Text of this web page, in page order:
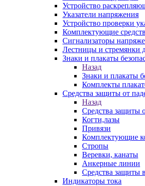
Устройство
Указатели напряжения
Устройство проверки
Комплектующие
Сигнализаторы
Лестницы и стремянки
Знаки и плакаты
Назад
Знаки и плакаты
Комплекты
Средства защиты от
Назад
Средства защиты
Когти,лазы
Привязи
Комплектующие
Стропы
Веревки, канаты
Анкерные линии
Средства защиты
Индикаторы тока